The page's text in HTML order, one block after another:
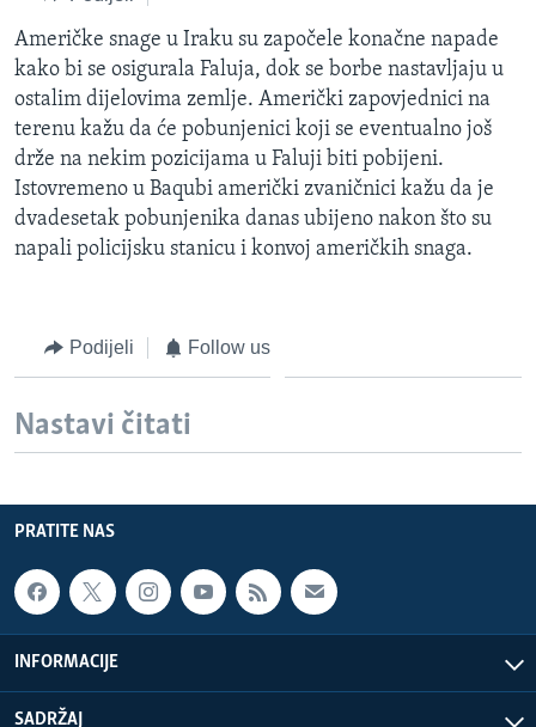
pretragu
SVIJET
KORUPCIJA
SLOBODA MEDIJA
ŽENSKA STRANA
IZBJEGLIČKA STRANA
MAGAZIN
O GLASU AMERIKE
PRATITE NAS
Američke snage u Iraku su započele konačne napade
kako bi se osigurala Faluja, dok se borbe nastavljaju u
ostalim dijelovima zemlje. Američki zapovjednici na
terenu kažu da će pobunjenici koji se eventualno još
drže na nekim pozicijama u Faluji biti pobijeni.
Istovremeno u Baqubi američki zvaničnici kažu da je
dvadesetak pobunjenika danas ubijeno nakon što su
napali policijsku stanicu i konvoj američkih snaga.
Podijeli Follow us
Nastavi čitati
PRATITE NAS
INFORMACIJE
SADRŽAJ